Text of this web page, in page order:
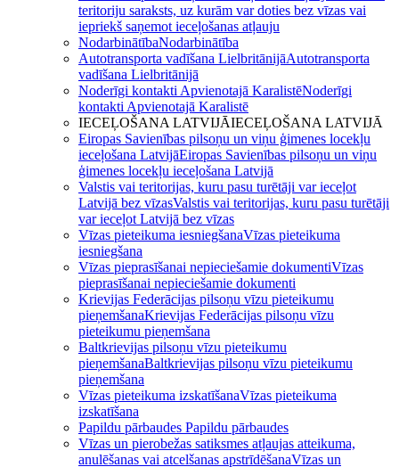
teritoriju saraksts, uz kurām var doties bez vīzas vai
iepriekš saņemot ieceļošanas atļauju
NodarbinātībaNodarbinātība
Autotransporta vadīšana LielbritānijāAutotransporta
vadīšana Lielbritānijā
Noderīgi kontakti Apvienotajā KaralistēNoderīgi
kontakti Apvienotajā Karalistē
IECEĻOŠANA LATVIJĀIECEĻOŠANA LATVIJĀ
Eiropas Savienības pilsoņu un viņu ģimenes locekļu
ieceļošana LatvijāEiropas Savienības pilsoņu un viņu
ģimenes locekļu ieceļošana Latvijā
Valstis vai teritorijas, kuru pasu turētāji var ieceļot
Latvijā bez vīzasValstis vai teritorijas, kuru pasu turētāji
var ieceļot Latvijā bez vīzas
Vīzas pieteikuma iesniegšanaVīzas pieteikuma
iesniegšana
Vīzas pieprasīšanai nepieciešamie dokumentiVīzas
pieprasīšanai nepieciešamie dokumenti
Krievijas Federācijas pilsoņu vīzu pieteikumu
pieņemšanaKrievijas Federācijas pilsoņu vīzu
pieteikumu pieņemšana
Baltkrievijas pilsoņu vīzu pieteikumu
pieņemšanaBaltkrievijas pilsoņu vīzu pieteikumu
pieņemšana
Vīzas pieteikuma izskatīšanaVīzas pieteikuma
izskatīšana
Papildu pārbaudes Papildu pārbaudes
Vīzas un pierobežas satiksmes atļaujas atteikuma,
anulēšanas vai atcelšanas apstrīdēšanaVīzas un